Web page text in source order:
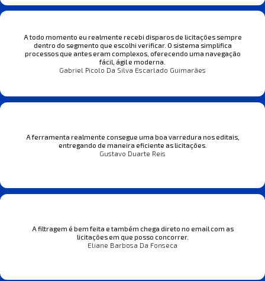
A todo momento eu realmente recebi disparos de licitações sempre
dentro do segmento que escolhi verificar. O sistema simplifica
processos que antes eram complexos, oferecendo uma navegação
fácil, ágil e moderna.
Gabriel Picolo Da Silva Escarlado Guimarães
A ferramenta realmente consegue uma boa varredura nos editais,
entregando de maneira eficiente as licitações.
Gustavo Duarte Reis
A filtragem é bem feita e também chega direto no email com as
licitações em que posso concorrer.
Eliane Barbosa Da Fonseca